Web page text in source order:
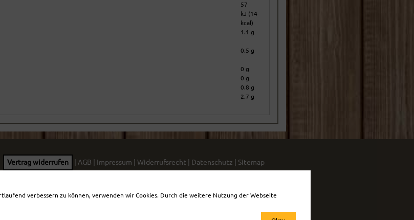
57
kJ (14
kcal)
1.1 g
0.5 g
0 g
0 g
0.8 g
2.7 g
Vertrag widerrufen AGB Impressum Widerrufsrecht Datenschutz Sitemap
verbessern zu können, verwenden wir Cookies. Durch die weitere Nutzung der Webseite